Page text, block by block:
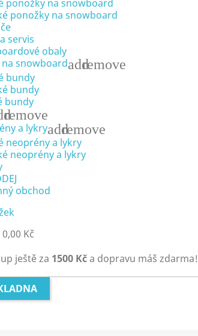
ponožky na snowboard
ponožky na snowboard
servis
obaly
na snowboardaddremove
bundy
bundy
bundy
remove
a lykryaddremove
neoprény a lykry
neoprény a lykry
obchod
0,00 Kč
ještě za 1500 Kča dopravu máš zdarma!